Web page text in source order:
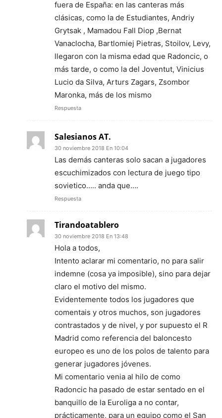
fuera de España: en las canteras más
clásicas, como la de Estudiantes, Andriy
Grytsak , Mamadou Fall Diop ,Bernat
Vanaclocha, Bartlomiej Pietras, Stoilov, Levy,
llegaron con la misma edad que Radoncic, o
más tarde, o como la del Joventut, Vinicius
Lucio da Silva, Arturs Zagars, Zsombor
Maronka, más de los mismo
Respuesta
Salesianos AT.
30 noviembre 2018 En 10:04
Las demás canteras solo sacan a jugadores
escuchimizados con lectura de juego tipo
sovietico….. anda que….
Respuesta
Tirandoatablero
30 noviembre 2018 En 13:48
Hola a todos,
Intento aclarar mi comentario, no para salir
indemne (cosa ya imposible), sino para dejar
claro el motivo del mismo.
Evidentemente todos los jugadores que
comentais y otros muchos, son jugadores
contrastados y de nivel, y por supuesto el R
Madrid como referencia del baloncesto
europeo es uno de los polos de talento para
generar jugadores jóvenes.
Mi comentario venia al hilo de como
Radoncic ha pasado de estar sentado en el
banquillo de la Euroliga a no contar,
prácticamente, para un equipo como el San